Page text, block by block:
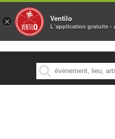
MENU
× Ventilo
L´application gratuite -